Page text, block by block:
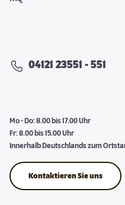
04121 23551 - 551
Mo - Do: 8.00 bis 17.00 Uhr
Fr: 8.00 bis 15.00 Uhr
Innerhalb Deutschlands zum
Kontaktieren Sie uns